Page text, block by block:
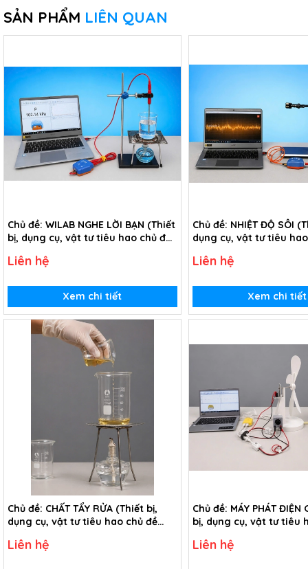
SẢN PHẨM LIÊN QUAN
Chủ đề: WILAB NGHE LỜI BẠN (Thiết
bị, dụng cụ, vật tư tiêu hao chủ đề
Liên hệ
Xem chi tiết
Chủ đề: NHIỆT ĐỘ SÔI
dụng cụ, vật tư tiêu
Liên hệ
Xem chi tiết
Chủ đề: CHẤT TẨY RỬA (Thiết bị,
dụng cụ, vật tư tiêu hao chủ đề
Liên hệ
Chủ đề: MÁY PHÁT ĐIỆN
bị, dụng cụ, vật tư tiêu
Liên hệ